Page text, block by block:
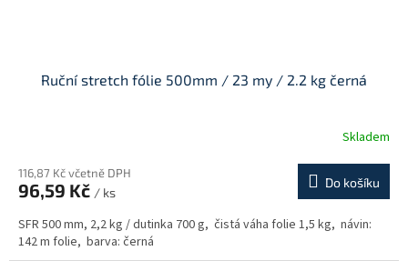
Ruční stretch fólie 500mm / 23 my / 2.2 kg černá
Skladem
116,87 Kč včetně DPH
96,59 Kč / ks
Do košíku
SFR 500 mm, 2,2 kg / dutinka 700 g, čistá váha folie 1,5 kg, návin:
142 m folie, barva: černá